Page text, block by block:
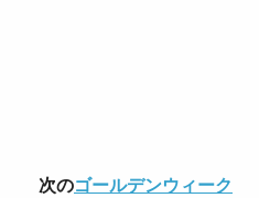
次のゴールデンウィーク